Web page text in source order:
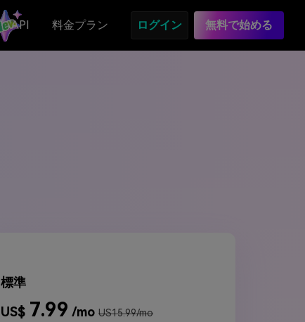
API 料金プラン ログイン 無料で始める
標準
US$ 7.99 /mo US15.99/mo